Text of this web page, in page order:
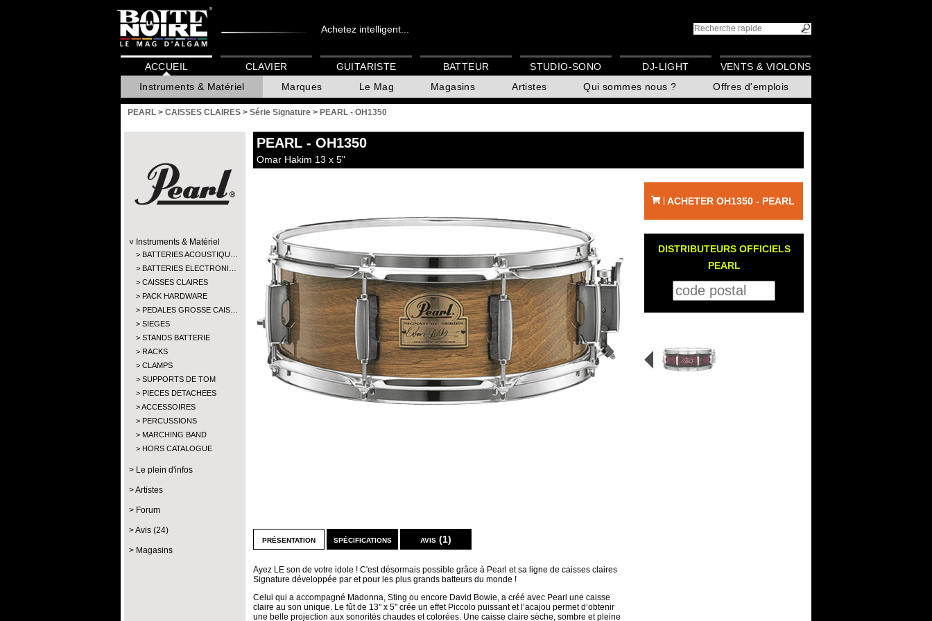
Achetez intelligent...
ACCUEIL
Instruments & Matériel
Marques Le Mag Magasins Artistes Qui sommes nous ? Offres d'emplois
CLAVIER GUITARISTE BATTEUR STUDIO-SONO DJ-LIGHT VENTS & VIOLONS
PEARL > CAISSES CLAIRES > Série Signature > PEARL - OH1350
Instruments & Matériel
BATTERIES ACOUSTIQU…
BATTERIES ELECTRONI…
CAISSES CLAIRES
PACK HARDWARE
PEDALES GROSSE CAIS…
SIEGES
STANDS BATTERIE
RACKS
CLAMPS
SUPPORTS DE TOM
PIECES DETACHEES
ACCESSOIRES
PERCUSSIONS
MARCHING BAND
HORS CATALOGUE
Le plein d'infos
Artistes
Forum
Avis (24)
Magasins
PEARL - OH1350
Omar Hakim 13 x 5"
présentation
Ayez LE son de votre idole ! C'est désormais possible grâce à Pearl et sa ligne de caisses claires
Signature développée par et pour les plus grands batteurs du monde !
Celui qui a accompagné Madonna, Sting ou encore David Bowie, a créé avec Pearl une caisse
claire au son unique. Le fût de 13" x 5" crée un effet Piccolo puissant et l’acajou permet d’obtenir
une belle projection aux sonorités chaudes et colorées. Une caisse claire sèche, sombre et pleine
spécifications avis (1)
ACHETER OH1350 - PEARL
DISTRIBUTEURS OFFICIELS
PEARL